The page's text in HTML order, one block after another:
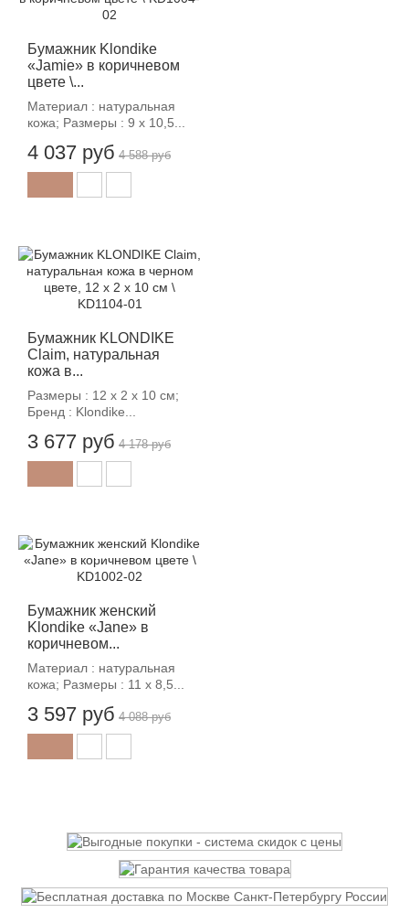
Бумажник Klondike
«Jamie» в коричневом
цвете \...
Материал : натуральная
кожа; Размеры : 9 х 10,5...
4 037 руб 4 588 руб
Бумажник KLONDIKE
Claim, натуральная
кожа в...
Размеры : 12 х 2 х 10 см;
Бренд : Klondike...
3 677 руб 4 178 руб
Бумажник женский
Klondike «Jane» в
коричневом...
Материал : натуральная
кожа; Размеры : 11 х 8,5...
3 597 руб 4 088 руб